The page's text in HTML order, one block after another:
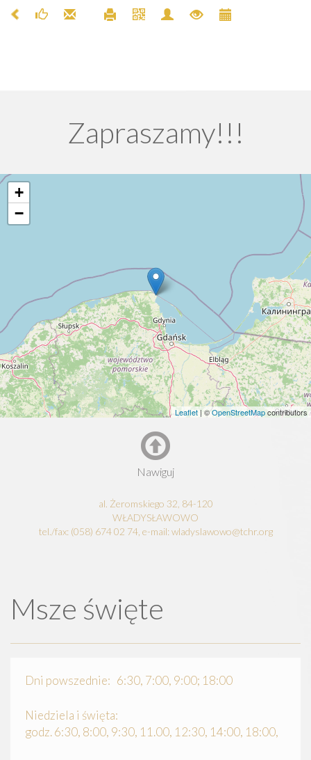
Zapraszamy!!!
+
−
Leaflet | ©OpenStreetMapcontributors
Nawiguj
al. Żeromskiego 32, 84-120
WŁADYSŁAWOWO
tel./fax: (058) 674 02 74, e-mail: wladyslawowo@tchr.org
Msze święte
Dni powszednie: 6:30, 7:00, 9:00; 18:00
Niedziela i święta:
godz. 6:30, 8:00, 9:30, 11.00, 12:30, 14:00, 18:00,